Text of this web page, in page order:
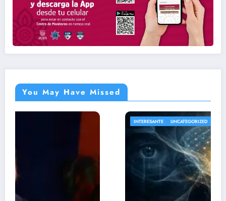
You May Have Missed